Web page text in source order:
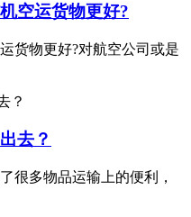
空运货物更好?
货物更好?对航空公司或是
去？
很多物品运输上的便利，